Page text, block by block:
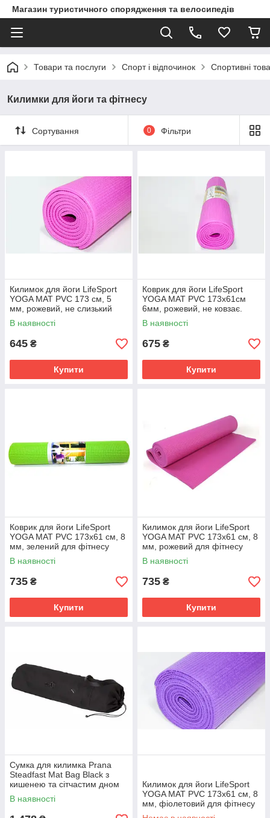
Магазин туристичного спорядження та велосипедів
Товари та послуги Спорт і відпочинок Спортивні
Килимки для йоги та фітнесу
Сортування 0 Фільтри
Килимок для йоги LifeSport
YOGA MAT PVC 173 см, 5
мм, рожевий, не слизький
В наявності
645 ₴
Купити
Коврик для йоги LifeSport
YOGA MAT PVC 173x61см
6мм, рожевий, не ковзає.
В наявності
675 ₴
Купити
Коврик для йоги LifeSport
YOGA MAT PVC 173х61 см, 8
мм, зелений для фітнесу
В наявності
735 ₴
Купити
Килимок для йоги LifeSport
YOGA MAT PVC 173x61 см, 8
мм, рожевий для фітнесу
В наявності
735 ₴
Купити
Сумка для килимка Prana
Steadfast Mat Bag Black з
кишенею та сітчастим дном
для йоги
В наявності
Килимок для йоги LifeSport
YOGA MAT PVC 173х61 см, 8
мм, фіолетовий для фітнесу